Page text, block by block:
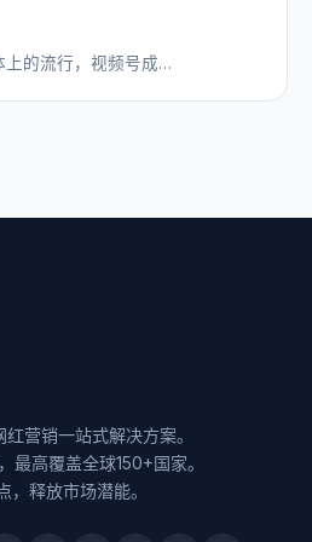
上的流行，视频号成…
营销一站式解决方案。
高覆盖全球150+国家。
，释放市场潜能。